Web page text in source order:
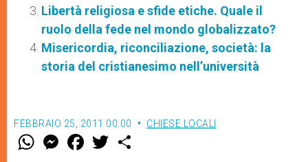
Libertà religiosa e sfide etiche. Quale il
ruolo della fede nel mondo globalizzato?
Misericordia, riconciliazione, società: la
storia del cristianesimo nell’università
FEBBRAIO 25, 2011 00:00 CHIESE LOCALI
W M
e
F
a w